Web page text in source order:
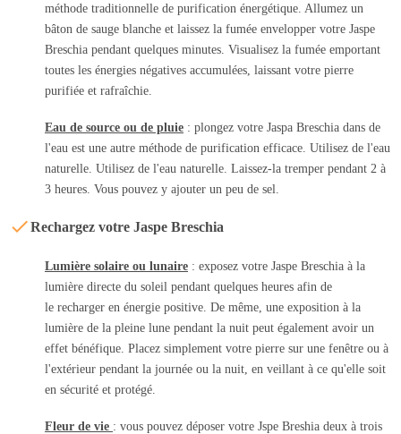
méthode traditionnelle de purification énergétique. Allumez un
bâton de sauge blanche et laissez la fumée envelopper votre Jaspe
Breschia pendant quelques minutes. Visualisez la fumée emportant
toutes les énergies négatives accumulées, laissant votre pierre
purifiée et rafraîchie.
Eau de source ou de pluie : plongez votre Jaspa Breschia dans de
l'eau est une autre méthode de purification efficace. Utilisez de l'eau
naturelle. Utilisez de l'eau naturelle. Laissez-la tremper pendant 2 à
3 heures. Vous pouvez y ajouter un peu de sel.
Rechargez votre Jaspe Breschia
Lumière solaire ou lunaire : exposez votre Jaspe Breschia à la
lumière directe du soleil pendant quelques heures afin de
le recharger en énergie positive. De même, une exposition à la
lumière de la pleine lune pendant la nuit peut également avoir un
effet bénéfique. Placez simplement votre pierre sur une fenêtre ou à
l'extérieur pendant la journée ou la nuit, en veillant à ce qu'elle soit
en sécurité et protégé.
Fleur de vie : vous pouvez déposer votre Jspe Breshia deux à trois